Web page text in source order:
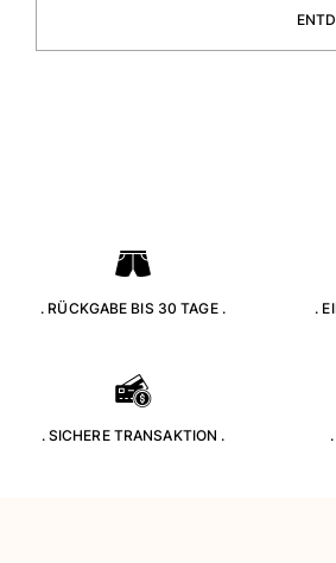
. RÜCKGABE BIS 30 TAGE . .
. SICHERE TRANSAKTION .